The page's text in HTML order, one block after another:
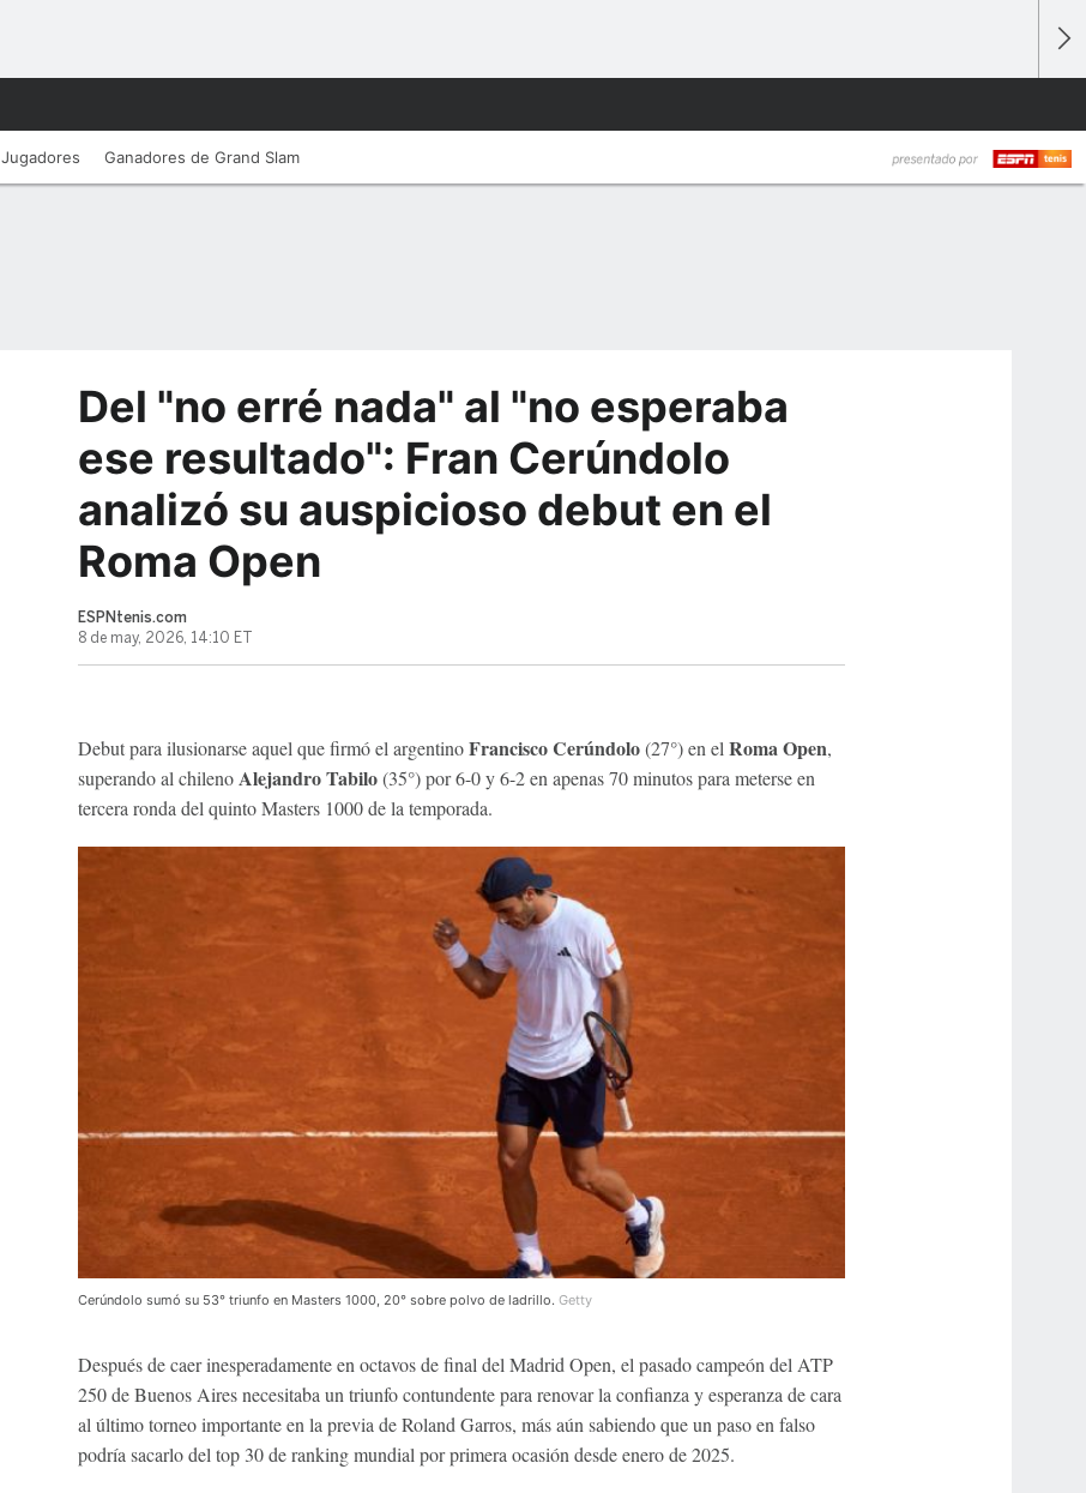
Jugadores Ganadores de Grand Slam
Del "no erré nada" al "no esperaba
ese resultado": Fran Cerúndolo
analizó su auspicioso debut en el
Roma Open
ESPNtenis.com
8 de may, 2026, 14:10 ET
Debut para ilusionarse aquel que firmó el argentinoFrancisco Cerúndolo(27°) en el Roma Open,
superando al chilenoAlejandro Tabilo(35°) por 6-0 y 6-2 en apenas 70 minutos para meterse en
tercera ronda del quinto Masters 1000 de la temporada.
Cerúndolo sumó su 53° triunfo en Masters 1000, 20° sobre polvo de ladrillo. Getty
Después de caer inesperadamente en octavos de final del Madrid Open, el pasado campeón del ATP
250 de Buenos Aires necesitaba un triunfo contundente para renovar la confianza y esperanza de cara
al último torneo importante en la previa de Roland Garros, más aún sabiendo que un paso en falso
podría sacarlo del top 30 de ranking mundial por primera ocasión desde enero de 2025.